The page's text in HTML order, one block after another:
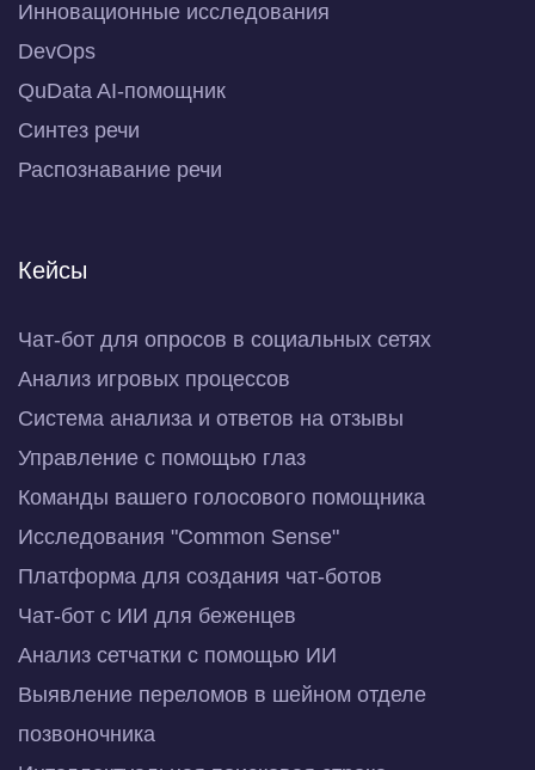
Инновационные исследования
DevOps
QuData AI-помощник
Синтез речи
Распознавание речи
Кейсы
Чат-бот для опросов в социальных сетях
Анализ игровых процессов
Система анализа и ответов на отзывы
Управление с помощью глаз
Команды вашего голосового помощника
Исследования "Common Sense"
Платформа для создания чат-ботов
Чат-бот с ИИ для беженцев
Анализ сетчатки с помощью ИИ
Выявление переломов в шейном отделе
позвоночника